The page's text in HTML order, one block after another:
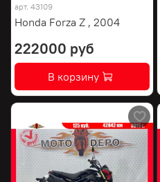
арт. 43109
Honda Forza Z , 2004
222000 руб
В корзину